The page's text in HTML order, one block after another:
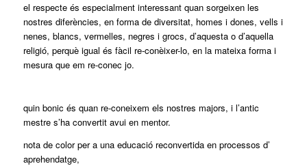
el respecte és especialment interessant quan sorgeixen les
nostres diferències, en forma de diversitat, homes i dones, vells i
nenes, blancs, vermelles, negres i grocs, d’aquesta o d’aquella
religió, perquè igual és fàcil re-conèixer-lo, en la mateixa forma i
mesura que em re-conec jo.
quin bonic és quan re-coneixem els nostres majors, i l’antic
mestre s’ha convertit avui en mentor.
nota de color per a una educació reconvertida en processos d’
aprehendatge,